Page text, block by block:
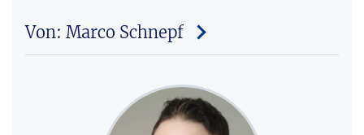
Von: Marco Schnepf